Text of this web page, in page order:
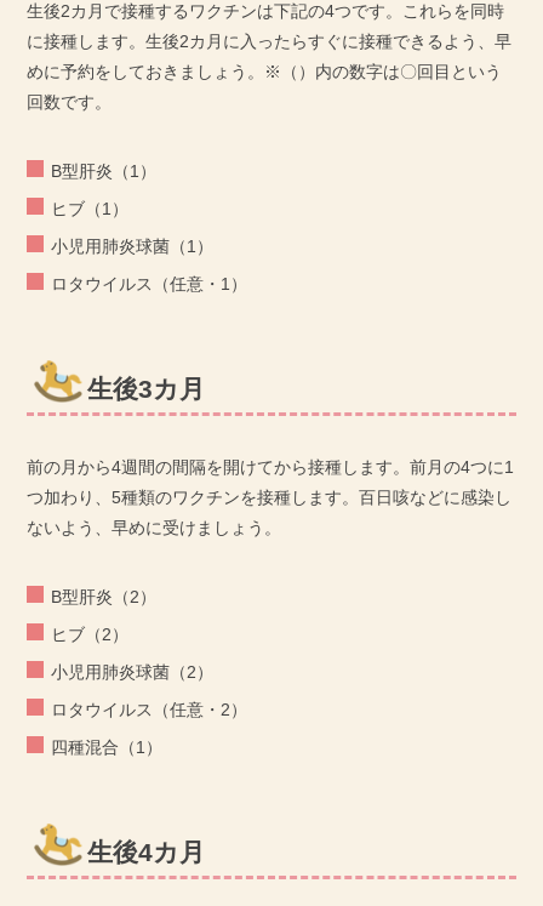
生後2カ月で接種するワクチンは下記の4つです。これらを同時
に接種します。生後2カ月に入ったらすぐに接種できるよう、早
めに予約をしておきましょう。※（）内の数字は〇回目という
回数です。
B型肝炎（1）
ヒブ（1）
小児用肺炎球菌（1）
ロタウイルス（任意・1）
生後3カ月
前の月から4週間の間隔を開けてから接種します。前月の4つに1
つ加わり、5種類のワクチンを接種します。百日咳などに感染し
ないよう、早めに受けましょう。
B型肝炎（2）
ヒブ（2）
小児用肺炎球菌（2）
ロタウイルス（任意・2）
四種混合（1）
生後4カ月